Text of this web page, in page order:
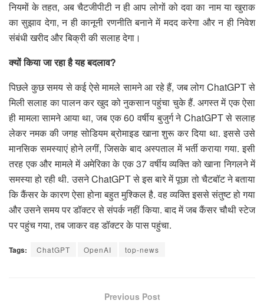
नियमों के तहत, अब चैटजीपीटी न ही आप लोगों को दवा का नाम या खुराक
का सुझाव देगा, न ही कानूनी रणनीति बनाने में मदद करेगा और न ही निवेश
संबंधी खरीद और बिक्री की सलाह देगा।
क्यों किया जा रहा है यह बदलाव?
पिछले कुछ समय से कई ऐसे मामले सामने आ रहे हैं, जब लोग ChatGPT से
मिली सलाह का पालन कर खुद को नुकसान पहुंचा चुके हैं. अगस्त में एक ऐसा
ही मामला सामने आया था, जब एक 60 वर्षीय बुजुर्ग ने ChatGPT से सलाह
लेकर नमक की जगह सोडियम ब्रोमाइड खाना शुरू कर दिया था. इससे उसे
मानसिक समस्याएं होने लगीं, जिसके बाद अस्पताल में भर्ती कराया गया. इसी
तरह एक और मामले में अमेरिका के एक 37 वर्षीय व्यक्ति को खाना निगलने में
समस्या हो रही थी. उसने ChatGPT से इस बारे में पूछा तो चैटबॉट ने बताया
कि कैंसर के कारण ऐसा होना बहुत मुश्किल है. वह व्यक्ति इससे संतुष्ट हो गया
और उसने समय पर डॉक्टर से संपर्क नहीं किया. बाद में जब कैंसर चौथी स्टेज
पर पहुंच गया, तब जाकर वह डॉक्टर के पास पहुंचा.
Tags: ChatGPT OpenAI top-news
Previous Post